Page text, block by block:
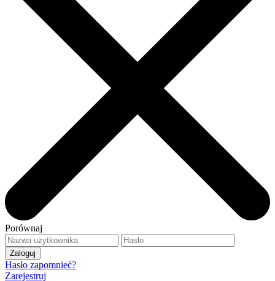
Porównaj
Hasło zapomnieć?
Zarejestruj